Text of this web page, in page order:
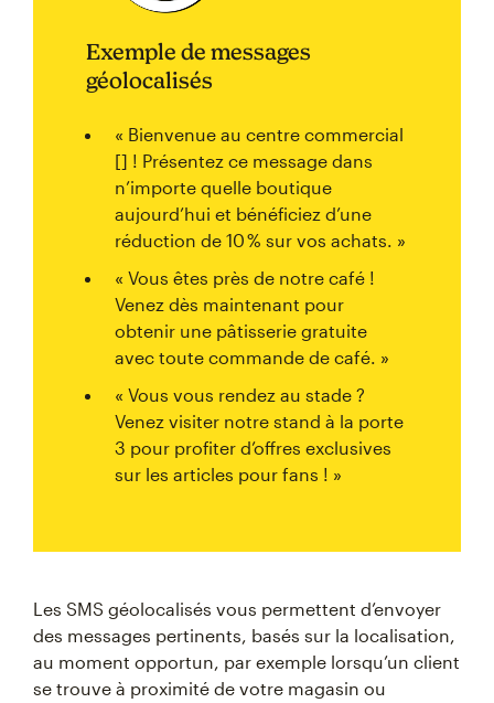
Exemple de messages
géolocalisés
« Bienvenue au centre commercial
[] ! Présentez ce message dans
n’importe quelle boutique
aujourd’hui et bénéficiez d’une
réduction de 10 % sur vos achats. »
« Vous êtes près de notre café !
Venez dès maintenant pour
obtenir une pâtisserie gratuite
avec toute commande de café. »
« Vous vous rendez au stade ?
Venez visiter notre stand à la porte
3 pour profiter d’offres exclusives
sur les articles pour fans ! »
Les SMS géolocalisés vous permettent d’envoyer
des messages pertinents, basés sur la localisation,
au moment opportun, par exemple lorsqu’un client
se trouve à proximité de votre magasin ou